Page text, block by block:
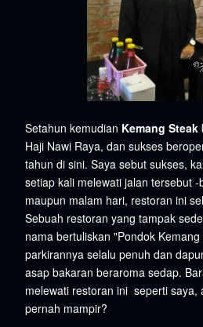
Setahun kemudian Kemang Steak
Haji Nawi Raya, dan sukses
tahun di sini. Saya sebut sukses,
setiap kali melewati jalan tersebut
maupun malam hari, restoran ini
Sebuah restoran yang tampak
nama bertuliskan "Pondok
parkirannya selalu penuh dan
asap bakaran beraroma sedap.
melewati restoran ini seperti saya,
pernah mampir?